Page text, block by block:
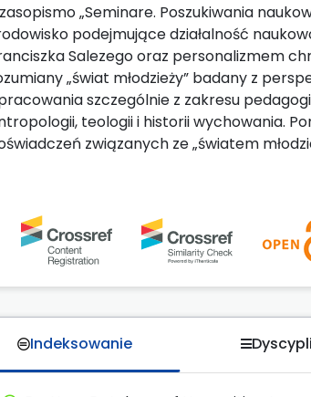
„Seminare. Poszukiwania
podejmujące działalność
Salezego oraz personalizmem
„świat młodzieży” badany z
szczególnie z zakresu
teologii i historii wychowania.
związanych ze „światem
Indeksowanie